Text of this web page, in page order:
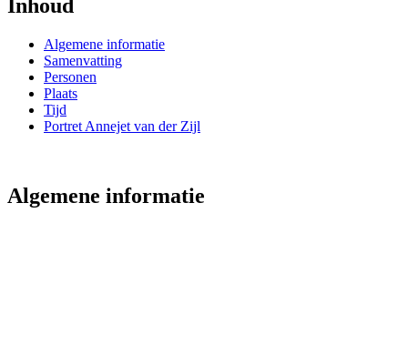
Inhoud
Algemene informatie
Samenvatting
Personen
Plaats
Tijd
Portret Annejet van der Zijl
Algemene informatie